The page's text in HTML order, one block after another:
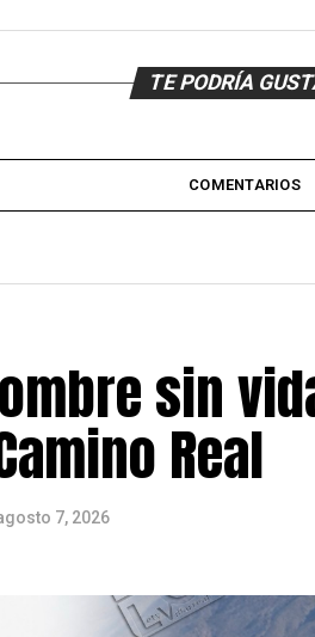
TE PODRÍA
COMENTARIOS
sin
Real
7, 2026